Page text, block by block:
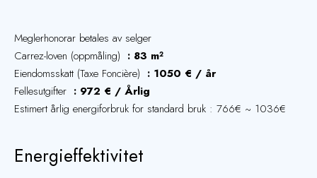
Meglerhonorar betales av selger
Carrez-loven (oppmåling)
83 m²
Eiendomsskatt (Taxe Foncière)
1050 € / år
Fellesutgifter
972 € / Årlig
Estimert årlig energiforbruk for standard bruk : 766€ ~ 1036€
Energieffektivitet